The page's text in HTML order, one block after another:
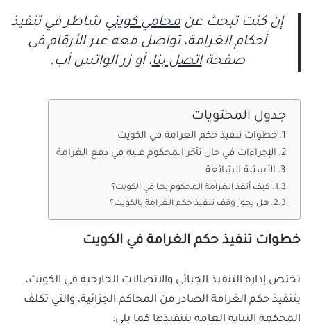
إن كنت تبحث عن محامي كويتي شاطر في تنفيذ
أحكام الغرامة، تواصل معه عبر الأرقام في
صفحةاتصل بنا، أو زر الواتس أب.
جدول المحتويات
خطوات تنفيذ حكم الغرامة في الكويت
الإجراءات في حال تأخر المحكوم عليه في دفع الغرامة
الأسئلة الشائعة
كيف أنفذ الغرامة المحكوم بها في الكويت؟
هل يجوز وقف تنفيذ حكم الغرامة بالكويت؟
خطوات تنفيذ حكم الغرامة في الكويت
تختص إدارة التنفيذ الجنائي والاتصالات الخارجية في الكويت،
بتنفيذ حكم الغرامة الصادر من المحاكم الجزائية، والتي تكلف
المحكمة النيابة العامة بتنفيذها كما يلي: